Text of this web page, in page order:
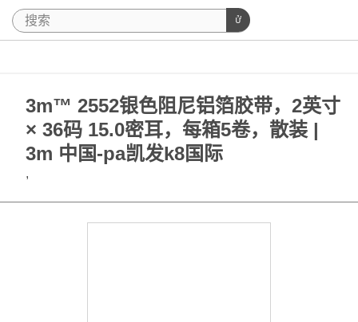
3m™ 2552银色阻尼铝箔胶带，2英寸
× 36码 15.0密耳，每箱5卷，散装 |
3m 中国-pa凯发k8国际
,